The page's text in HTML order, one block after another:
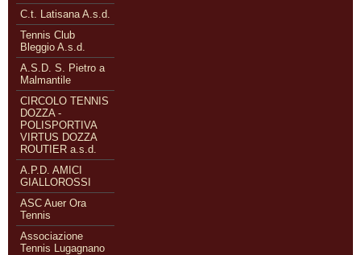
C.t. Latisana A.s.d.
Tennis Club
Bleggio A.s.d.
A.S.D. S. Pietro a
Malmantile
CIRCOLO TENNIS
DOZZA -
POLISPORTIVA
VIRTUS DOZZA
ROUTIER a.s.d.
A.P.D. AMICI
GIALLOROSSI
ASC Auer Ora
Tennis
Associazione
Tennis Lugagnano